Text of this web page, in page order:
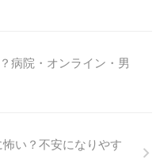
病院・オンライン・男
い？不安になりやす